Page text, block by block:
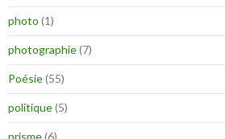
photo (1)
photographie(7)
Poésie(55)
politique(5)